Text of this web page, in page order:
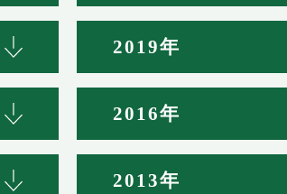
2019年
2016年
2013年